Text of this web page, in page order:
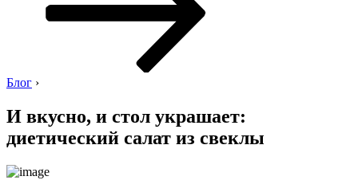
Блог ›
И вкусно, и стол украшает:
диетический салат из свеклы